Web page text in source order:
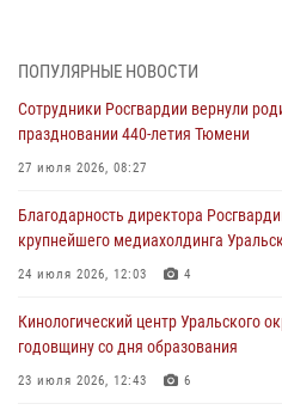
06 августа 2026, 04:41 3
Росгвардейцы в Тюменской области
армии Ивана Кирилловича Яковлева
05 августа 2026, 11:03
В Тюмени офицер Росгвардии в
мерах безопасного владения
05 августа 2026, 09:56
Военнослужащие Росгвардии
направлении
05 августа 2026, 05:35
ПОПУЛЯРНЫЕ НОВОСТИ
Сотрудники Росгвардии вернули
праздновании 440-летия Тюмени
27 июля 2026, 08:27
Благодарность директора
крупнейшего медиахолдинга
24 июля 2026, 12:03 4
Кинологический центр Уральского
годовщину со дня образования
23 июля 2026, 12:43 6